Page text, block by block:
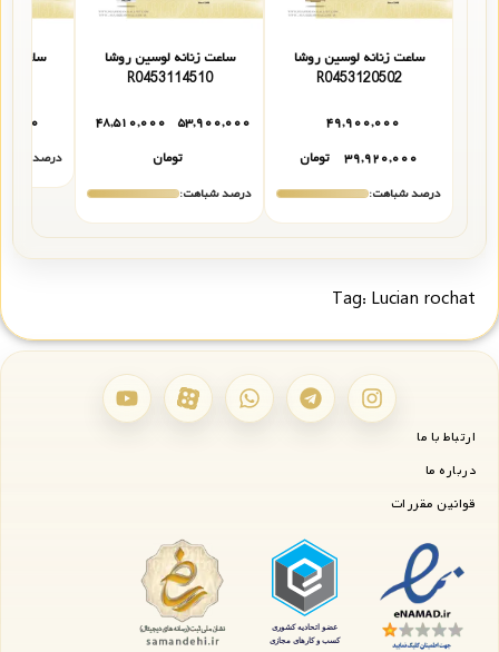
ساعت زنانه لوسین روشا
R0453120502
۴۹,۹۰۰,۰۰۰
۳۹,۹۲۰,۰۰۰
تومان
درصد شباهت:
ساعت زنانه لوسین روشا
R0453114510
۵۳,۹۰۰,۰۰۰
۴۸,۵۱۰,۰۰۰
تومان
درصد شباهت:
ساعت
درصد
Tag: Lucian rochat
ارتباط با ما
درباره ما
قوانین مقررات